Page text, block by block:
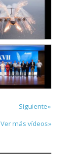
Siguiente»
Ver más vídeos»